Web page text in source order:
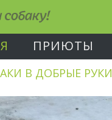
ПРИЮТЫ
В ДОБРЫЕ РУКИ